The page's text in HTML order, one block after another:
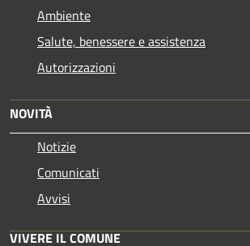
Ambiente
Salute, benessere e assistenza
Autorizzazioni
NOVITÀ
Notizie
Comunicati
Avvisi
VIVERE IL COMUNE